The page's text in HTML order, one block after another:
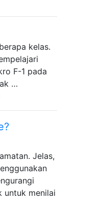
kelas.
F-1 pada
…
Jelas,
untuk menilai